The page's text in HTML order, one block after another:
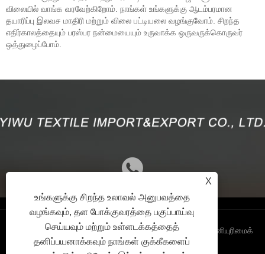
விலையில் வாங்க வரவேற்கிறோம். நாங்கள் உங்களுக்கு ஆடம்பரமான
தயாரிப்பு இலவச மாதிரி மற்றும் விலை பட்டியலை வழங்குவோம். சிறந்த
எதிர்காலத்தையும் பரஸ்பர நன்மையையும் உருவாக்க ஒருவருக்கொருவர்
ஒத்துழைப்போம்.
X
உங்களுக்கு சிறந்த உலாவல் அனுபவத்தை
வழங்கவும், தள போக்குவரத்தை பகுப்பாய்வு
செய்யவும் மற்றும் உள்ளடக்கத்தைத்
தனிப்பயனாக்கவும் நாங்கள் குக்கீகளைப்
Sitemap RSS XML தனியுரிமைக்